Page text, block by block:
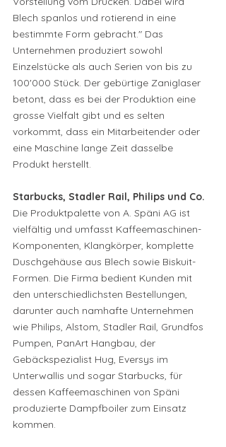
Blech spanlos und rotierend in eine
bestimmte Form gebracht." Das
Unternehmen produziert sowohl
Einzelstücke als auch Serien von bis zu
100'000 Stück. Der gebürtige Zaniglaser
betont, dass es bei der Produktion eine
grosse Vielfalt gibt und es selten
vorkommt, dass ein Mitarbeitender oder
eine Maschine lange Zeit dasselbe
Produkt herstellt.
Starbucks, Stadler Rail, Philips und Co.
Die Produktpalette von A. Späni AG ist
vielfältig und umfasst Kaffeemaschinen-
Komponenten, Klangkörper, komplette
Duschgehäuse aus Blech sowie Biskuit-
Formen. Die Firma bedient Kunden mit
den unterschiedlichsten Bestellungen,
darunter auch namhafte Unternehmen
wie Philips, Alstom, Stadler Rail, Grundfos
Pumpen, PanArt Hangbau, der
Gebäckspezialist Hug, Eversys im
Unterwallis und sogar Starbucks, für
dessen Kaffeemaschinen von Späni
produzierte Dampfboiler zum Einsatz
kommen.